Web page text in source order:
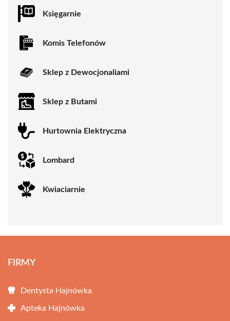
Księgarnie
Komis Telefonów
Sklep z Dewocjonaliami
Sklep z Butami
Hurtownia Elektryczna
Lombard
Kwiaciarnie
FIRMY
Dentysta Hajnówka
Apteka Hajnówka